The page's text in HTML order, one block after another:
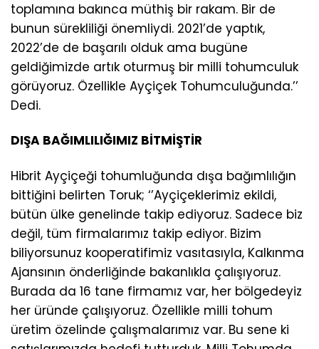
toplamına bakınca müthiş bir rakam. Bir de
bunun sürekliliği önemliydi. 2021’de yaptık,
2022’de de başarılı olduk ama bugüne
geldiğimizde artık oturmuş bir milli tohumculuk
görüyoruz. Özellikle Ayçiçek Tohumculuğunda.’’
Dedi.
DIŞA BAĞIMLILIĞIMIZ BİTMİŞTİR
Hibrit Ayçiçeği tohumluğunda dışa bağımlılığın
bittiğini belirten Toruk; ‘’Ayçiçeklerimiz ekildi,
bütün ülke genelinde takip ediyoruz. Sadece biz
değil, tüm firmalarımız takip ediyor. Bizim
biliyorsunuz kooperatifimiz vasıtasıyla, Kalkınma
Ajansının önderliğinde bakanlıkla çalışıyoruz.
Burada da 16 tane firmamız var, her bölgedeyiz
her üründe çalışıyoruz. Özellikle milli tohum
üretim özelinde çalışmalarımız var. Bu sene ki